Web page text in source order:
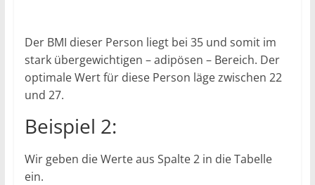
Der BMI dieser Person liegt bei 35 und somit im
stark übergewichtigen – adipösen – Bereich. Der
optimale Wert für diese Person läge zwischen 22
und 27.
Beispiel 2:
Wir geben die Werte aus Spalte 2 in die Tabelle
ein.